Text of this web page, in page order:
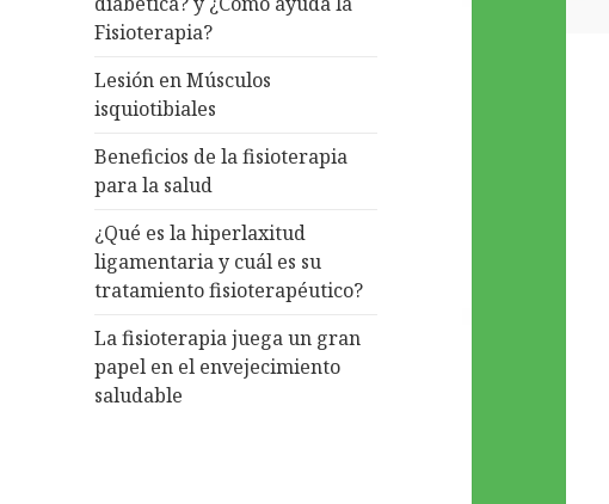
Fisioterapia?
Lesión en Músculos
isquiotibiales
Beneficios de la fisioterapia
para la salud
¿Qué es la hiperlaxitud
ligamentaria y cuál es su
tratamiento fisioterapéutico?
La fisioterapia juega un gran
papel en el envejecimiento
saludable